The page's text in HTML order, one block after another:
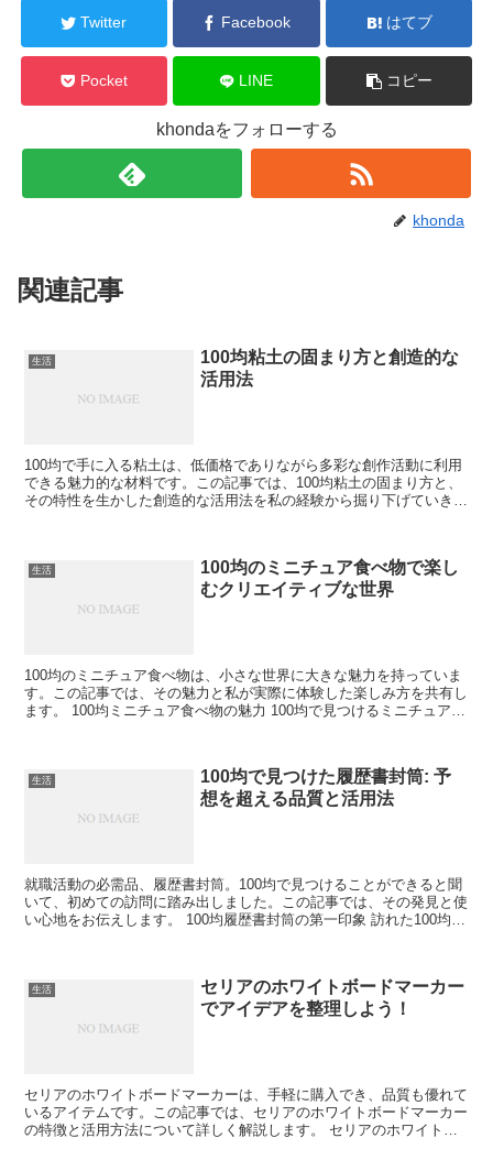
Twitter Facebook はてブ
Pocket LINE コピー
khondaをフォローする
khonda
関連記事
生活
100均粘土の固まり方と創造的な
活用法
100均で手に入る粘土は、低価格でありながら多彩な創作活動に利用
できる魅力的な材料です。この記事では、100均粘土の固まり方と、
その特性を生かした創造的な活用法を私の経験から掘り下げていきま
生活
100均のミニチュア食べ物で楽し
むクリエイティブな世界
100均のミニチュア食べ物は、小さな世界に大きな魅力を持っていま
す。この記事では、その魅力と私が実際に体験した楽しみ方を共有し
ます。 100均ミニチュア食べ物の魅力 100均で見つけるミニチュア食
生活
100均で見つけた履歴書封筒: 予
想を超える品質と活用法
就職活動の必需品、履歴書封筒。100均で見つけることができると聞
いて、初めての訪問に踏み出しました。この記事では、その発見と使
い心地をお伝えします。 100均履歴書封筒の第一印象 訪れた100均店
生活
セリアのホワイトボードマーカー
でアイデアを整理しよう！
セリアのホワイトボードマーカーは、手軽に購入でき、品質も優れて
いるアイテムです。この記事では、セリアのホワイトボードマーカー
の特徴と活用方法について詳しく解説します。 セリアのホワイトボ